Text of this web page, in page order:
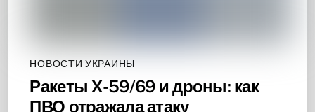
НОВОСТИ УКРАИНЫ
Ракеты Х-59/69 и дроны: как
ПВО отражала атаку